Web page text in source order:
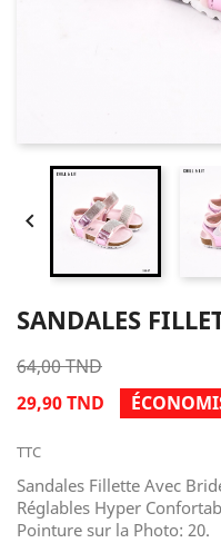

SANDALES
64,00 TND
29,90 TND
TTC
Sandales Fillette Avec
Réglables Hyper
Pointure sur la Photo: 20.